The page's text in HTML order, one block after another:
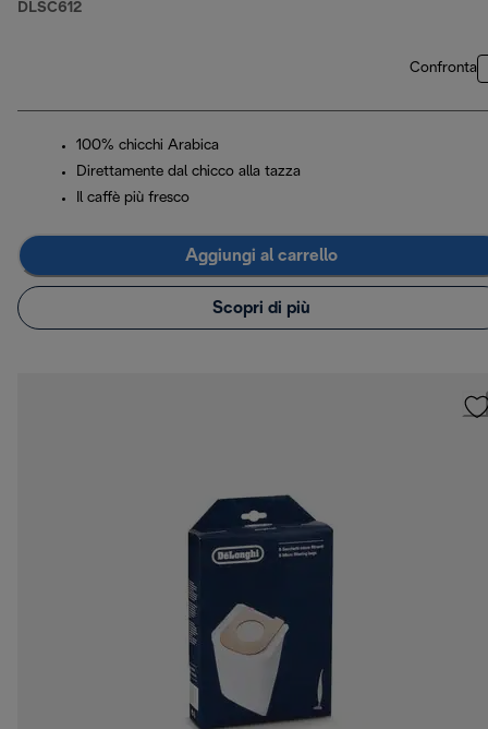
DLSC612
Confronta
100% chicchi Arabica
Direttamente dal chicco alla tazza
Il caffè più fresco
Aggiungi al carrello
Scopri di più